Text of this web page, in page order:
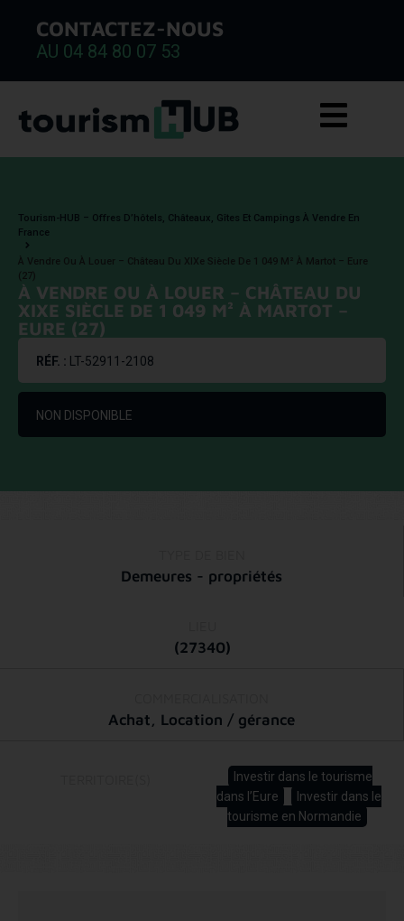
CONTACTEZ-NOUS
AU 04 84 80 07 53
Tourism-HUB – Offres D’hôtels, Châteaux, Gîtes Et Campings À Vendre En
France
À Vendre Ou À Louer – Château Du XIXe Siècle De 1 049 M² À Martot – Eure
(27)
À VENDRE OU À LOUER – CHÂTEAU DU
XIXE SIÈCLE DE 1 049 M² À MARTOT –
EURE (27)
RÉF. : LT-52911-2108
NON DISPONIBLE
Demeures - propriétés
(27340)
Achat Location / gérance
Investir dans le tourisme
dans l’Eure
Investir dans le
tourisme en Normandie